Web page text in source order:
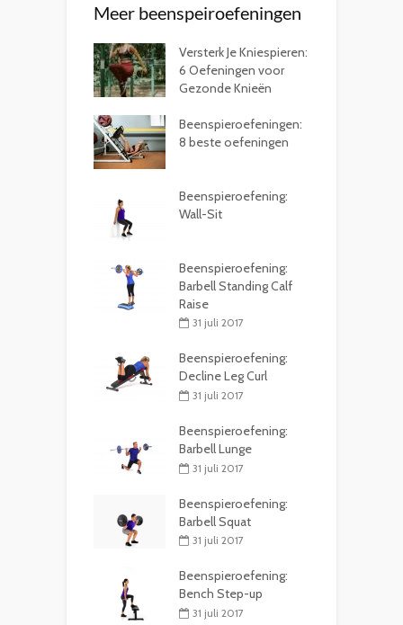
Meer beenspeiroefeningen
Versterk Je Kniespieren:
6 Oefeningen voor
Gezonde Knieën
Beenspieroefeningen:
8 beste oefeningen
Beenspieroefening:
Wall-Sit
Beenspieroefening:
Barbell Standing Calf
Raise
31 juli 2017
Beenspieroefening:
Decline Leg Curl
31 juli 2017
Beenspieroefening:
Barbell Lunge
31 juli 2017
Beenspieroefening:
Barbell Squat
31 juli 2017
Beenspieroefening:
Bench Step-up
31 juli 2017